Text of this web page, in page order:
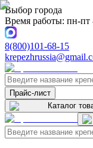
Выбор города
Время работы: пн-пт
8(800)101-68-15
Прайс-лист
Каталог